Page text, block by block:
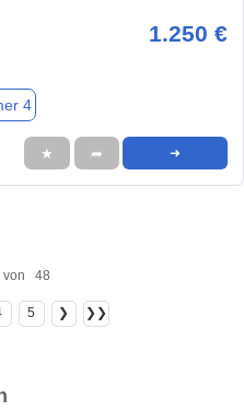
1.250 €
4
★ ➦ ➜
48
5 ❯ ❯❯